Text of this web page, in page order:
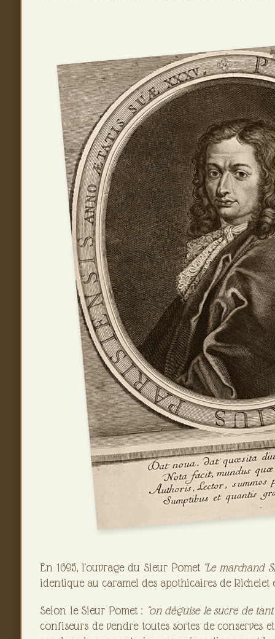
En 1695, l'ouvrage du Sieur Pomet "Le marchand
identique au caramel des apothicaires de Richelet
Selon le Sieur Pomet : "on déguise le sucre de
confiseurs de vendre toutes sortes de